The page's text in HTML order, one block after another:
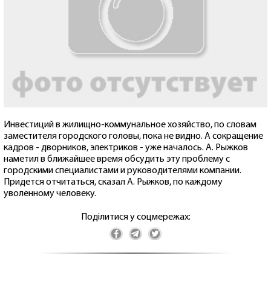
Инвестиций в жилищно-коммунальное хозяйство, по словам
заместителя городского головы, пока не видно. А сокращение
кадров - дворников, электриков - уже началось. А. Рыжков
наметил в ближайшее время обсудить эту проблему с
городскими специалистами и руководителями компании.
Придется отчитаться, сказал А. Рыжков, по каждому
уволенному человеку.
Поділитися у соцмережах: